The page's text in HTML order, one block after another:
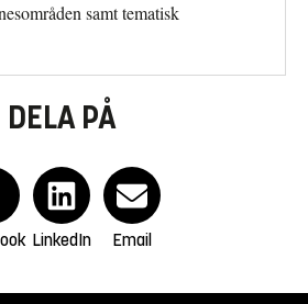
samt tematisk
DELA PÅ
LinkedIn Email